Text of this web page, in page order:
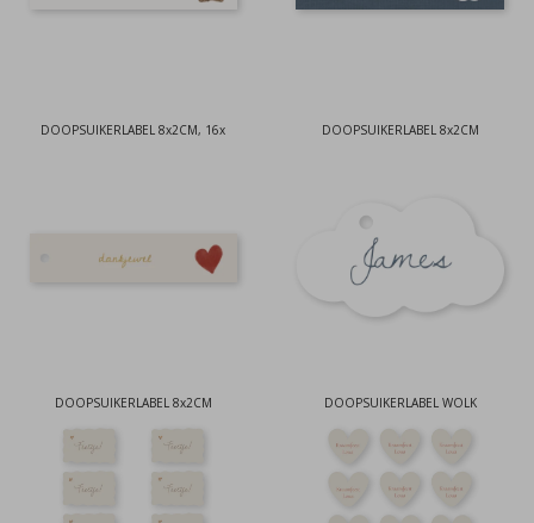
DOOPSUIKERLABEL 8x2CM, 16x DOOPSUIKERLABEL 8x2CM
DOOPSUIKERLABEL 8x2CM DOOPSUIKERLABEL WOLK